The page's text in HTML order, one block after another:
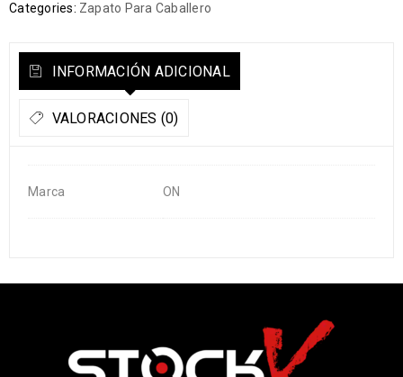
Categories: Zapato Para Caballero
INFORMACIÓN ADICIONAL
VALORACIONES (0)
Marca ON